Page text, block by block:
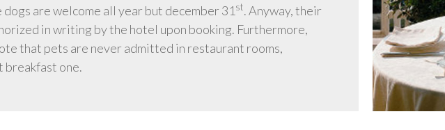
dogs are welcome all year but december 31 st. Anyway, their
in writing by the hotel upon booking. Furthermore,
that pets are never admitted in restaurant rooms,
breakfast one.